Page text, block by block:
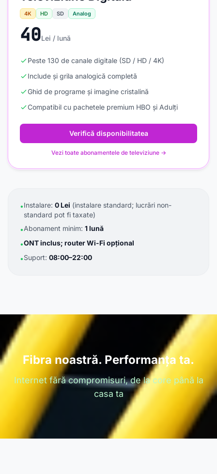
4K HD SD Analog
40Lei / lună
Peste 130 de canale digitale (SD / HD / 4K)
Include și grila analogică completă
Ghid de programe și imagine cristalină
Compatibil cu pachetele premium HBO și Adulți
Verifică disponibilitatea
Vezi toate abonamentele de televiziune →
•Instalare: 0 Lei (instalare standard; lucrări non-
standard pot fi taxate)
•Abonament minim: 1 lună
•ONT inclus; router Wi-Fi opțional
•Suport: 08:00–22:00
Fibra noastră. Performanța ta.
Internet fără compromisuri, de la core până la
casa ta